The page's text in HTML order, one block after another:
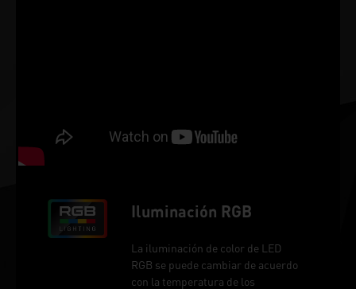
Iluminación RGB
La iluminación de color de LED
RGB se puede cambiar de acuerdo
con la temperatura de los